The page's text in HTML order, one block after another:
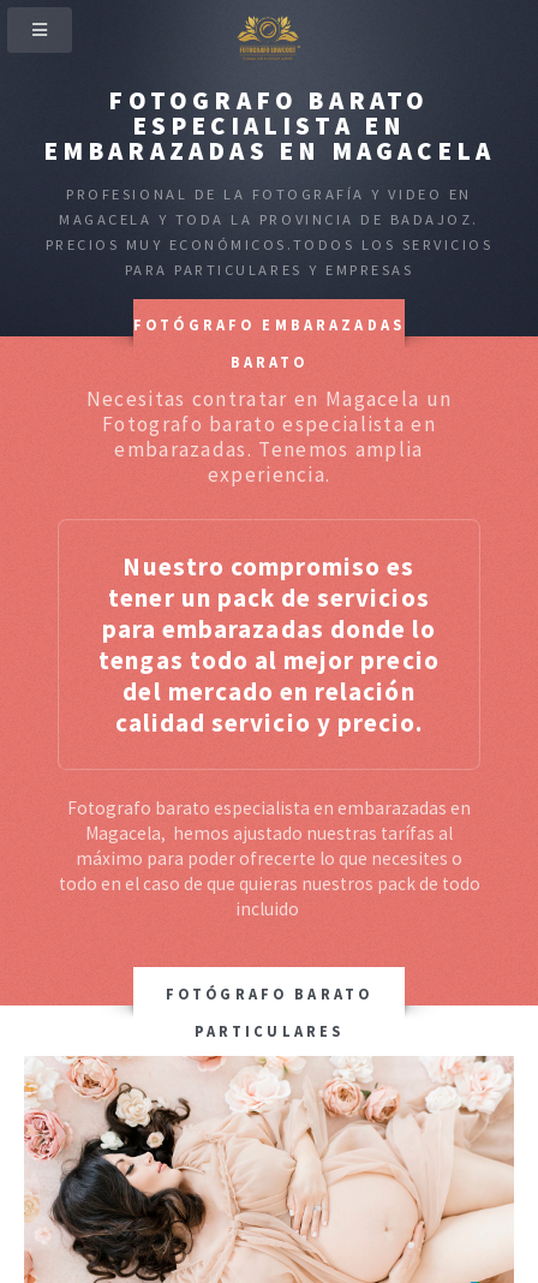
FOTOGRAFO BARATO
ESPECIALISTA EN
EMBARAZADAS EN MAGACELA
PROFESIONAL DE LA FOTOGRAFÍA Y VIDEO EN
MAGACELA Y TODA LA PROVINCIA DE BADAJOZ.
PRECIOS MUY ECONÓMICOS.TODOS LOS SERVICIOS
PARA PARTICULARES Y EMPRESAS
FOTÓGRAFO EMBARAZADAS
BARATO
Necesitas contratar en Magacela un
Fotografo barato especialista en
embarazadas. Tenemos amplia
experiencia.
Nuestro compromiso es
tener un pack de servicios
para embarazadas donde lo
tengas todo al mejor precio
del mercado en relación
calidad servicio y precio.
Fotografo barato especialista en embarazadas en
Magacela, hemos ajustado nuestras tarífas al
máximo para poder ofrecerte lo que necesites o
todo en el caso de que quieras nuestros pack de todo
incluido
FOTÓGRAFO BARATO
PARTICULARES